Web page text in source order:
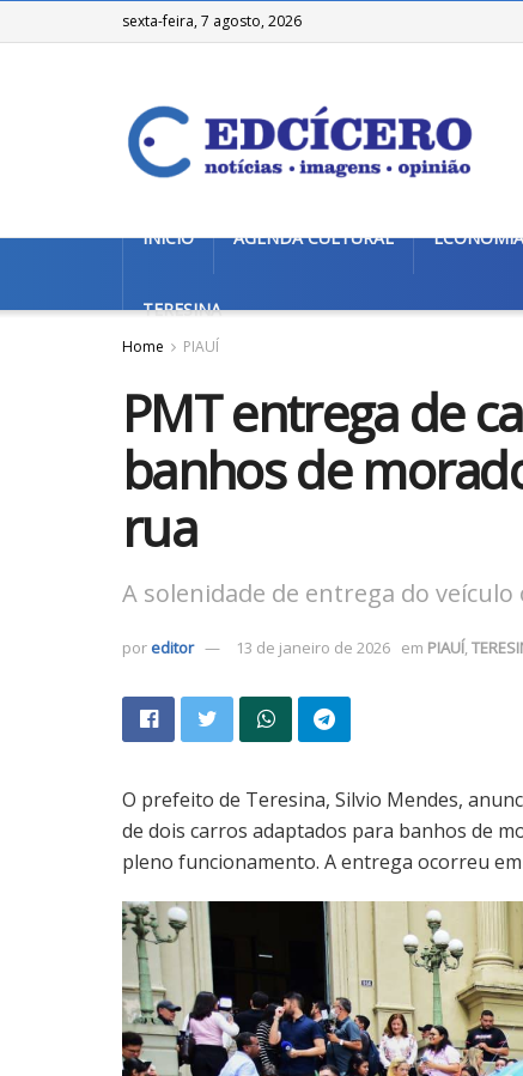
sexta-feira, 7 agosto, 2026
INÍCIO AGENDA CULTURAL ECONOMIA
TERESINA
Home PIAUÍ
PMT entrega de
banhos de
rua
A solenidade de entrega do
por editor 13 de janeiro de 2026 em PIAUÍ,
O prefeito de Teresina, Silvio Mendes,
de dois carros adaptados para banhos de
pleno funcionamento. A entrega ocorreu